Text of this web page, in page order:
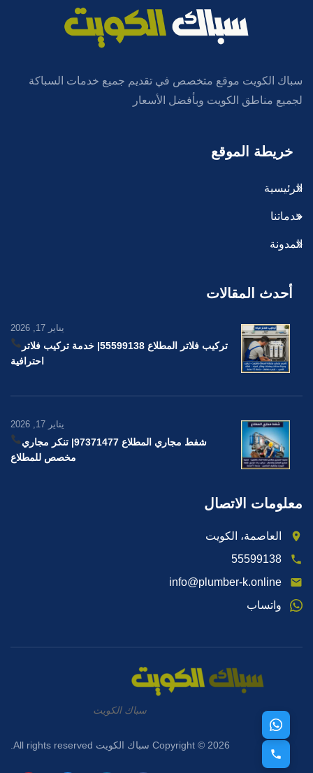
سباك الكويت موقع متخصص في تقديم جميع خدمات السباكة
لجميع مناطق الكويت وبأفضل الأسعار
خريطة الموقع
الرئيسية
خدماتنا
المدونة
أحدث المقالات
يناير 17, 2026
تركيب فلاتر المطلاع 55599138
| خدمة تركيب فلاتر
احترافية
يناير 17, 2026
شفط مجاري المطلاع 97371477
| تنكر مجاري
مخصص للمطلاع
معلومات الاتصال
العاصمة، الكويت
55599138
info@plumber-k.online
واتساب
سباك الكويت
Copyright © 2026 سباك الكويت All rights reserved.